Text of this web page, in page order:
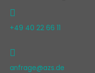
+49 40 22 66 11
anfrage@azs.de